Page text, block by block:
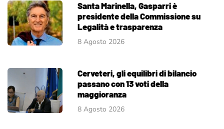
Santa Marinella, Gasparri è
presidente della Commissione su
Legalità e trasparenza
8 Agosto 2026
Cerveteri, gli equilibri di bilancio
passano con 13 voti della
maggioranza
8 Agosto 2026